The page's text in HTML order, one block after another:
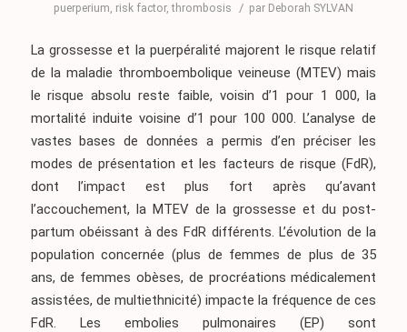
puerperium, risk factor,thrombosis / par Deborah SYLVAN
La grossesse et la puerpéralité majorent le risque relatif
de la maladie thromboembolique veineuse (MTEV) mais
le risque absolu reste faible, voisin d’1 pour 1 000, la
mortalité induite voisine d’1 pour 100 000. L’analyse de
vastes bases de données a permis d’en préciser les
modes de présentation et les facteurs de risque (FdR),
dont l’impact est plus fort après qu’avant
l’accouchement, la MTEV de la grossesse et du post-
partum obéissant à des FdR différents. L’évolution de la
population concernée (plus de femmes de plus de 35
ans, de femmes obèses, de procréations médicalement
assistées, de multiethnicité) impacte la fréquence de ces
FdR. Les embolies pulmonaires (EP) sont